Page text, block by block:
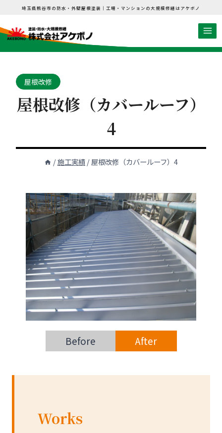
を
埼玉県熊谷市の防水・外壁屋根塗装｜工場・マンションの大規模修繕はアケボノ
屋根改修
屋根改修（カバールーフ）
4
/施工実績 /屋根改修（カバールーフ）4
Before After
Works